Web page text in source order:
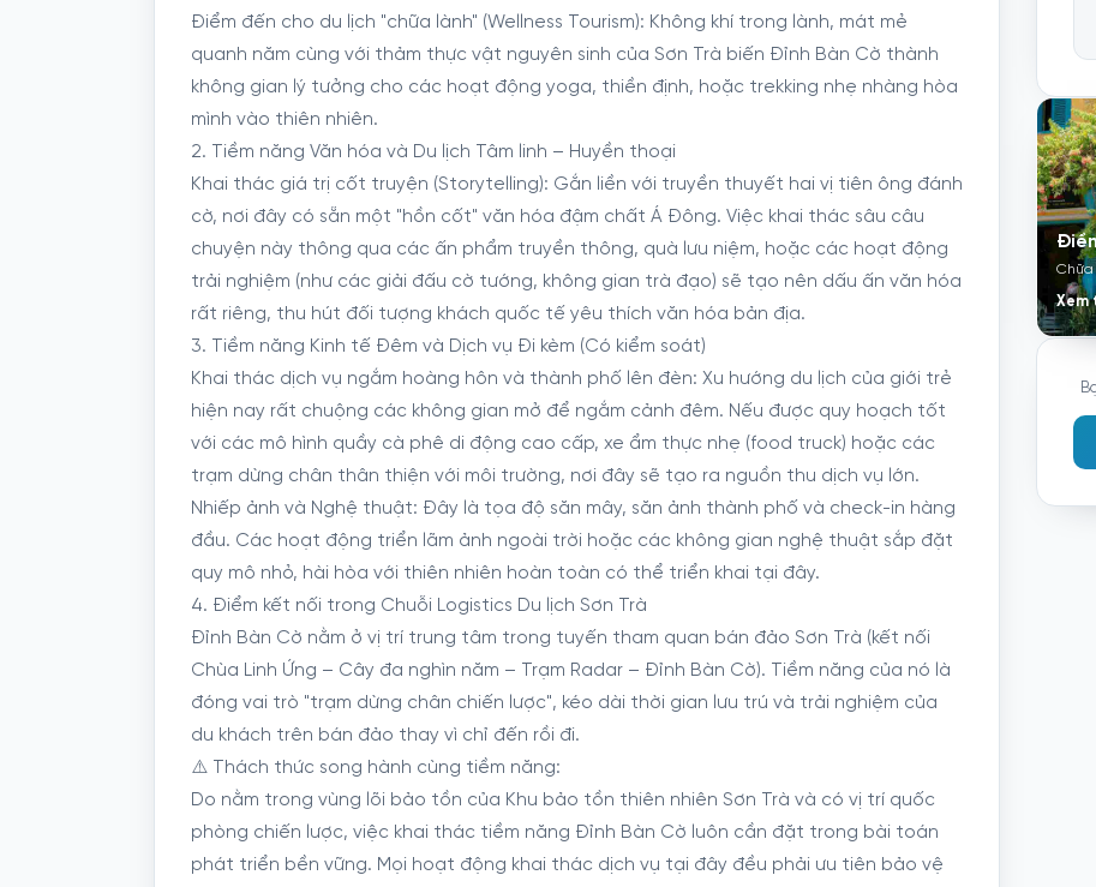
Điểm đến cho du lịch "chữa lành" (Wellness Tourism): Không khí trong lành, mát mẻ
quanh năm cùng với thảm thực vật nguyên sinh của Sơn Trà biến Đỉnh Bàn Cờ thành
không gian lý tưởng cho các hoạt động yoga, thiền định, hoặc trekking nhẹ nhàng hòa
mình vào thiên nhiên.
2. Tiềm năng Văn hóa và Du lịch Tâm linh – Huyền thoại
Khai thác giá trị cốt truyện (Storytelling): Gắn liền với truyền thuyết hai vị tiên ông đánh
cờ, nơi đây có sẵn một "hồn cốt" văn hóa đậm chất Á Đông. Việc khai thác sâu câu
chuyện này thông qua các ấn phẩm truyền thông, quà lưu niệm, hoặc các hoạt động
trải nghiệm (như các giải đấu cờ tướng, không gian trà đạo) sẽ tạo nên dấu ấn văn hóa
rất riêng, thu hút đối tượng khách quốc tế yêu thích văn hóa bản địa.
3. Tiềm năng Kinh tế Đêm và Dịch vụ Đi kèm (Có kiểm soát)
Khai thác dịch vụ ngắm hoàng hôn và thành phố lên đèn: Xu hướng du lịch của giới trẻ
hiện nay rất chuộng các không gian mở để ngắm cảnh đêm. Nếu được quy hoạch tốt
với các mô hình quầy cà phê di động cao cấp, xe ẩm thực nhẹ (food truck) hoặc các
trạm dừng chân thân thiện với môi trường, nơi đây sẽ tạo ra nguồn thu dịch vụ lớn.
Nhiếp ảnh và Nghệ thuật: Đây là tọa độ săn mây, săn ảnh thành phố và check-in hàng
đầu. Các hoạt động triển lãm ảnh ngoài trời hoặc các không gian nghệ thuật sắp đặt
quy mô nhỏ, hài hòa với thiên nhiên hoàn toàn có thể triển khai tại đây.
4. Điểm kết nối trong Chuỗi Logistics Du lịch Sơn Trà
Đỉnh Bàn Cờ nằm ở vị trí trung tâm trong tuyến tham quan bán đảo Sơn Trà (kết nối
Chùa Linh Ứng – Cây đa nghìn năm – Trạm Radar – Đỉnh Bàn Cờ). Tiềm năng của nó là
đóng vai trò "trạm dừng chân chiến lược", kéo dài thời gian lưu trú và trải nghiệm của
du khách trên bán đảo thay vì chỉ đến rồi đi.
⚠️ Thách thức song hành cùng tiềm năng:
Do nằm trong vùng lõi bảo tồn của Khu bảo tồn thiên nhiên Sơn Trà và có vị trí quốc
phòng chiến lược, việc khai thác tiềm năng Đỉnh Bàn Cờ luôn cần đặt trong bài toán
phát triển bền vững. Mọi hoạt động khai thác dịch vụ tại đây đều phải ưu tiên bảo vệ
Chữa
Xem